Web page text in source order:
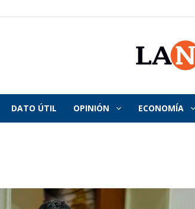
DATO ÚTIL OPINIÓN ECONOMÍA